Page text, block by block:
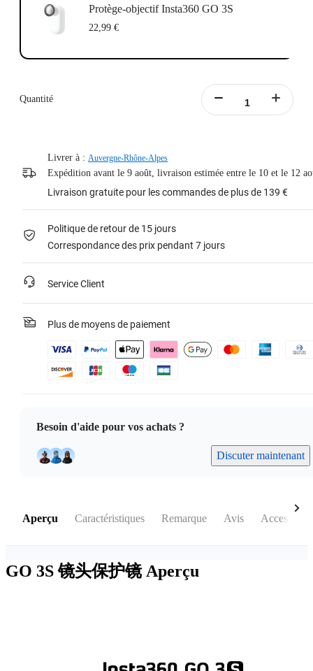
Protège-objectif Insta360 GO 3S
22,99 €
Quantité
Livrer à : Auvergne-Rhône-Alpes
Expédition avant le 9 août, livraison estimée entre le 10 et le 12
Livraison gratuite pour les commandes de plus de 139 €
Politique de retour de 15 jours
Correspondance des prix pendant 7 jours
Service Client
Plus de moyens de paiement
Besoin d'aide pour vos achats ?
Discuter maintenant
Aperçu Caractéristiques Remarque Avis Accessoires
GO 3S 镜头保护镜 Aperçu